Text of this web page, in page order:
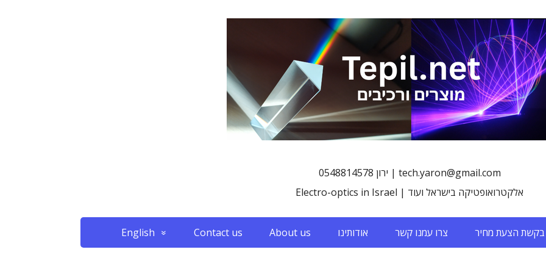
0548814578 ירון | tech.yaron@gmail.com
Electro-optics in Israel | אלקטרואופטיקה בישראל ועוד
English Contact us About us אודותינו צרו עמנו קשר בקשת הצעת מחיר